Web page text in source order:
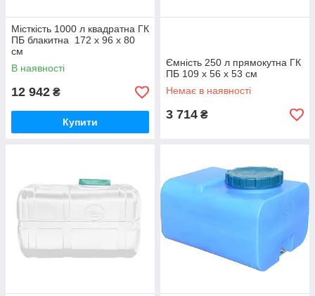
Місткість 1000 л квадратна ГК
ПБ блакитна 172 x 96 x 80
см
В наявності
12 942 ₴
Купити
Ємність 250 л прямокутна ГК
ПБ 109 x 56 x 53 см
Немає в наявності
3 714 ₴